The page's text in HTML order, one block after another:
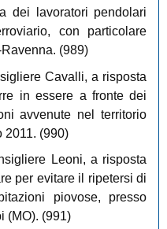
dei lavoratori pendolari
con particolare
(989)
Cavalli, a risposta
in essere a fronte dei
avvenute nel territorio
2011. (990)
Leoni, a risposta
per evitare il ripetersi di
piovose, presso
(MO). (991)